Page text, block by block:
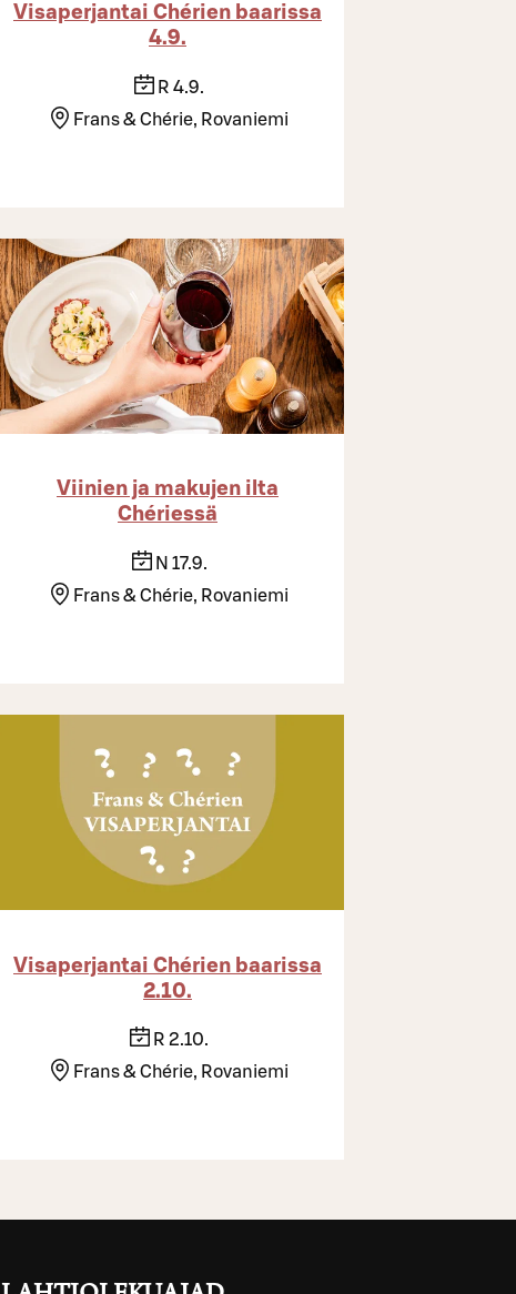
Visaperjantai Chérien baarissa
4.9.
R 4.9.
Frans & Chérie, Rovaniemi
Viinien ja makujen ilta
Chériessä
N 17.9.
Frans & Chérie, Rovaniemi
Visaperjantai Chérien baarissa
2.10.
R 2.10.
Frans & Chérie, Rovaniemi